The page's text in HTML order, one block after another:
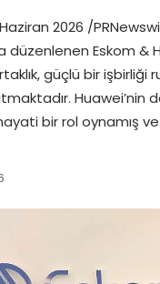
Haziran 2026 /
Eskom &
güçlü bir
bir rol oynamış